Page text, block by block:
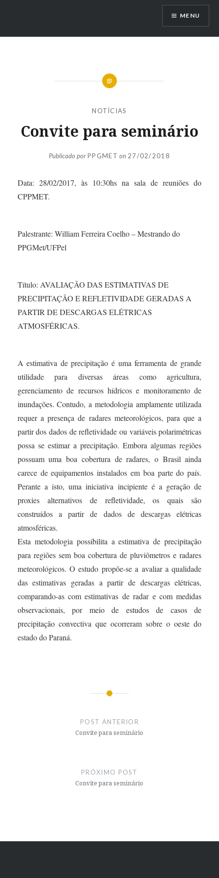
MENU
NOTÍCIAS
Convite para seminário
Publicado porPPGMET on 27/02/2018
Data: 28/02/2017, às 10:30hs na sala de reuniões do
CPPMET.
Palestrante: William Ferreira Coelho – Mestrando do
PPGMet/UFPel
Título: AVALIAÇÃO DAS ESTIMATIVAS DE
PRECIPITAÇÃO E REFLETIVIDADE GERADAS A
PARTIR DE DESCARGAS ELÉTRICAS
ATMOSFÉRICAS.
A estimativa de precipitação é uma ferramenta de grande
utilidade para diversas áreas como agricultura,
gerenciamento de recursos hídricos e monitoramento de
inundações. Contudo, a metodologia amplamente utilizada
requer a presença de radares meteorológicos, para que a
partir dos dados de refletividade ou variáveis polarimétricas
possa se estimar a precipitação. Embora algumas regiões
possuam uma boa cobertura de radares, o Brasil ainda
carece de equipamentos instalados em boa parte do país.
Perante a isto, uma iniciativa incipiente é a geração de
proxies alternativos de refletividade, os quais são
construídos a partir de dados de descargas elétricas
atmosféricas.
Esta metodologia possibilita a estimativa de precipitação
para regiões sem boa cobertura de pluviômetros e radares
meteorológicos. O estudo propõe-se a avaliar a qualidade
das estimativas geradas a partir de descargas elétricas,
comparando-as com estimativas de radar e com medidas
observacionais, por meio de estudos de casos de
precipitação convectiva que ocorreram sobre o oeste do
estado do Paraná.
POST ANTERIOR
Convite para seminário
PRÓXIMO POST
Convite para seminário